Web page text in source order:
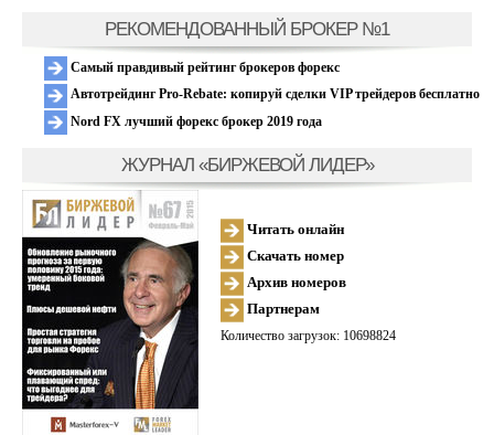
РЕКОМЕНДОВАННЫЙ БРОКЕР №1
Самый правдивый рейтинг брокеров форекс
Автотрейдинг Pro-Rebate: копируй сделки VIP трейдеров бесплатно
Nord FX лучший форекс брокер 2019 года
ЖУРНАЛ «БИРЖЕВОЙ ЛИДЕР»
Читать онлайн
Скачать номер
Архив номеров
Партнерам
Количество загрузок: 10698824